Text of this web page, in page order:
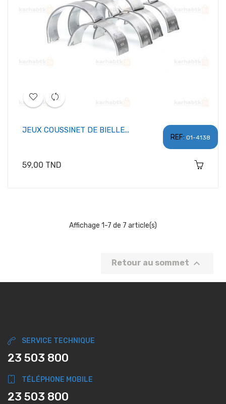
REF: 01-4138
JEUX COUSSINET DE BIELLE...
Prix
59,00 TND
Affichage 1-7 de 7 article(s)
Retour au sommet 
SERVICE TECHNIQUE
23 503 800
TÉLÉPHONE MOBILE
23 503 800